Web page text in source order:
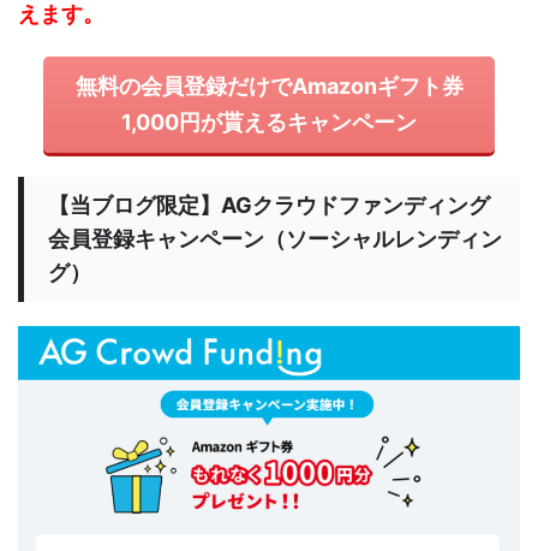
えます。
無料の会員登録だけでAmazonギフト券
1,000円が貰えるキャンペーン
【当ブログ限定】AGクラウドファンディング
会員登録キャンペーン（ソーシャルレンディン
グ）